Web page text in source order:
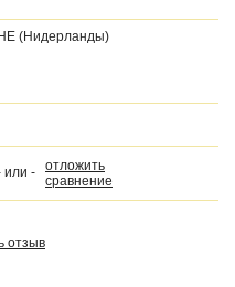
(Нидерланды)
или -
отложить
сравнение
отзыв